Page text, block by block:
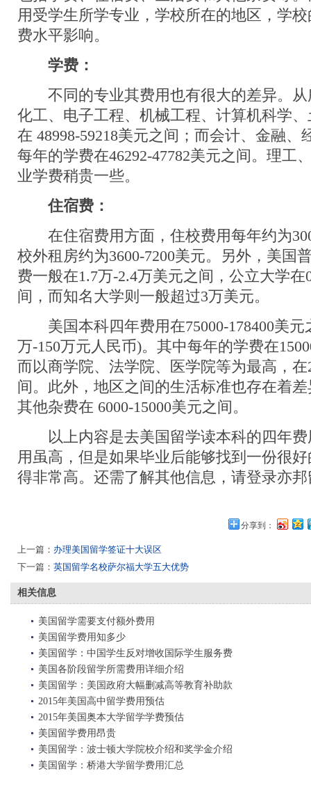
用受学生所学专业，学校所在的地区，学
费水平影响。
学费：
不同的专业其费用也有很大的差异。从
化工、电子工程、机械工程、计算机科学
在 48998-59218美元之间；而会计、金融、
每年的学费在46292-47782美元之间。理工
业学费稍贵一些。
住宿费：
在住宿费用方面，住校费用每年约为
校外租房约为3600-7200美元。另外，美国
费一般在1.7万-2.4万美元之间，公立大学在
间，而知名大学则一般超过3万美元。
美国本科四年费用在75000-178400美元
万-150万元人民币)。其中每年的学费在
而以商学院、法学院、医学院等为最高，在
间。此外，地区之间的生活标准也存在着
其他杂费在 6000-15000美元之间。
以上内容是去美国留学读本科的四年费
用虽高，但是如果毕业后能够找到一份很
得非常高。还需了解其他信息，请登录亦
分享到：
上一篇： 办理美国留学签证十大误区
下一篇： 英国留学名校萨尔福大学五大优势
相关信息
美国留学需要支付额外费用
美国留学费用知多少
美国留学：中国学生反对增收国际学生服务费
美国各阶段留学所需费用详细介绍
美国留学：美国政府大幅删减高等教育补助款
2015年美国高中留学费用预估
2015年美国奥本大学留学学费预估
美国留学费用昂贵
美国留学：波士顿大学院校介绍和奖学金介绍
美国留学：桥港大学留学费用汇总